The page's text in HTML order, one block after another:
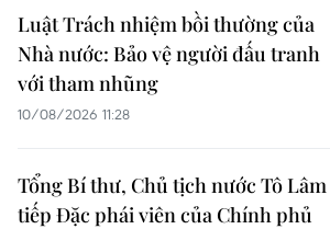
Luật Trách nhiệm bồi thường của
Nhà nước: Bảo vệ người đấu tranh
với tham nhũng
10/08/2026 11:28
Tổng Bí thư, Chủ tịch nước Tô Lâm
tiếp Đặc phái viên của Chính phủ